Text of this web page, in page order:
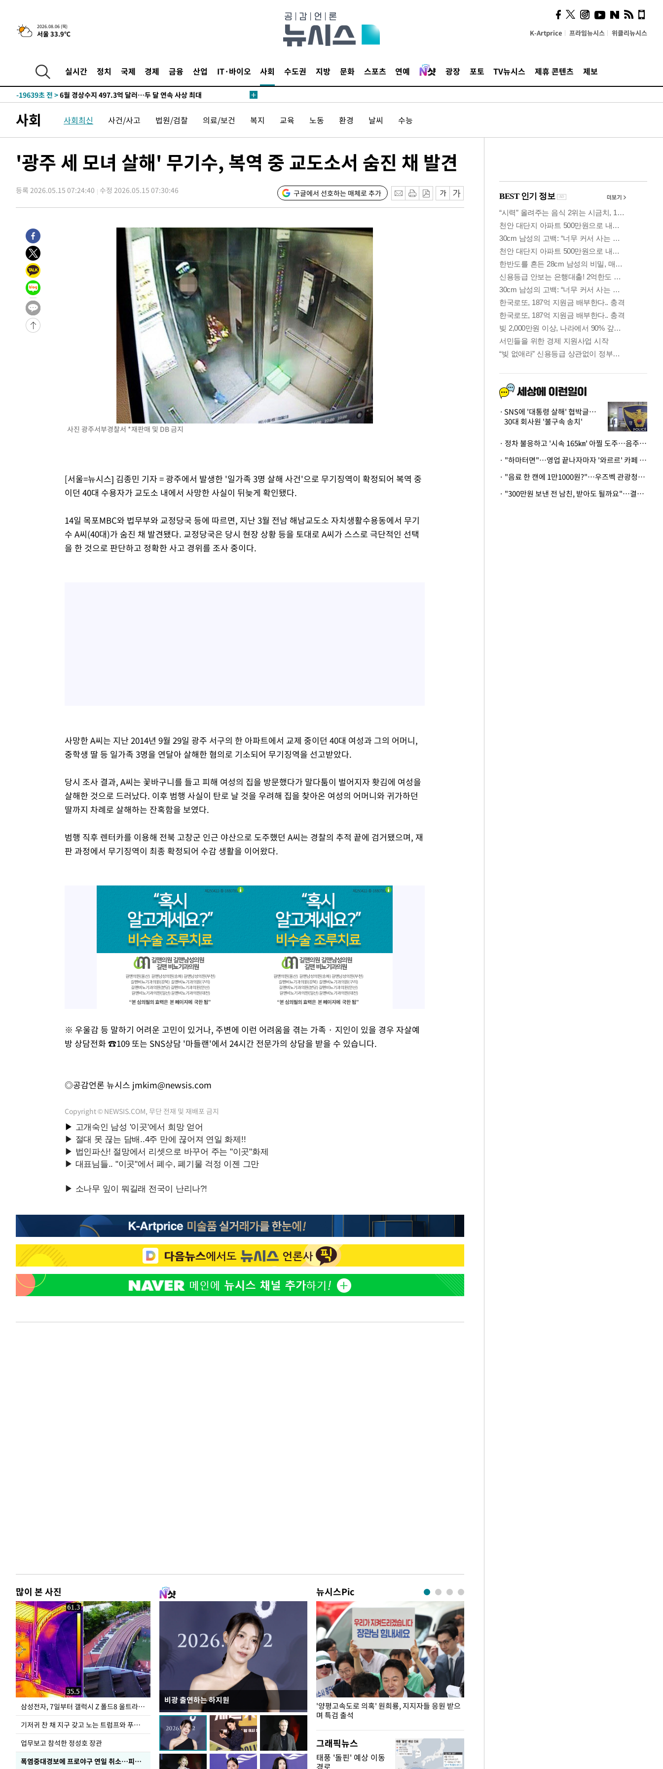
2026.08.06 (목)
서울 33.9℃ K-Artprice 프라임뉴시스 위클리뉴시스
실시간 정치 국제 경제 금융 산업 IT·바이오 사회 수도권 지방 문화 스포츠 연예 광장 포토 TV뉴시스 제휴 콘텐츠 제보
상
-27809초 전 >[속보]코스피 매도사이드카 발동…4%대 급락
-27081초 전 >[속보]전남광주 초대 시민추천 부시장에 백승주·윤난실
-23209초 전 >
[속보]코스닥, 2.15포인트(0.27%) 내린 797.44 출발
-23192초 전 >
-19639초 전 >6월 경상수지 497.3억 달러…두 달 연속 사상 최대
-16952초 전 >
미 워싱턴주 스포캔 시의 통제불능 3개 산불, 방화선 일부 구축
-9125초 전 >[속보] 호르무즈 해협 이란-오만 협상 기대속 뉴욕증시 혼조 마감 다
임 3년 인터뷰
2시간 전 >[속보] "이란-오만, 호르무즈 해협 통행 항로 합의" 이란 외무부 대변인
-28649초 전 >[속보]경찰, '홍명보 선임 논란' 대한축구협회·축구회관 등 압수수
-28036초 전 >[속보]산업장관 "美무역법 제301조 과잉생산 결과 발표 8월 중 예
-27101초 전 >
[속보]전남광주 초대 시민추천 부시장에 백승주·윤난실
-24662초 전 >
서울 열대야 15일째 지속…비공식 '초열대야' 30도 넘어
-23229초 전 >
[속보]코스닥, 2.15포인트(0.27%) 내린 797.44 출발
-23212초 전 >
[속보]코스피, 119.51포인트(1.81%) 내린 6478.75 개장
-19659초 전 >
6월 경상수지 497.3억 달러…두 달 연속 사상 최대
-19610초 전 >
서울 낮 39도 '폭염중대경보'…40도 관측 가능성도
-16972초 전 >
미 워싱턴주 스포캔 시의 통제불능 3개 산불, 방화선 일부 구축
-9145초 전 >
[속보] 호르무즈 해협 이란-오만 협상 기대속 뉴욕증시 혼조 마감 다
[속보] 이란 대통령 "지금 최고지도자와 소통하기가 매우 어려워" 취
[속보] "이란-오만, 호르무즈 해협 통행 항로 합의" 이란 외무부 대변인
사회 사회최신 사건/사고 법원/검찰 의료/보건 복지 교육 노동 환경 날씨 수능
'광주 세 모녀 살해' 무기수, 복역 중 교도소서 숨진 채 발견
등록 2026.05.15 07:24:40 수정 2026.05.15 07:30:46 구글에서 선호하는 매체로 추가
사진 광주서부경찰서 *재판매 및 DB 금지
[서울=뉴시스] 김종민 기자 = 광주에서 발생한 '일가족 3명 살해 사건'으로 무기징역이 확정되어 복역 중
이던 40대 수용자가 교도소 내에서 사망한 사실이 뒤늦게 확인됐다.
14일 목포MBC와 법무부와 교정당국 등에 따르면, 지난 3월 전남 해남교도소 자치생활수용동에서 무기
수 A씨(40대)가 숨진 채 발견됐다. 교정당국은 당시 현장 상황 등을 토대로 A씨가 스스로 극단적인 선택
을 한 것으로 판단하고 정확한 사고 경위를 조사 중이다.
사망한 A씨는 지난 2014년 9월 29일 광주 서구의 한 아파트에서 교제 중이던 40대 여성과 그의 어머니,
중학생 딸 등 일가족 3명을 연달아 살해한 혐의로 기소되어 무기징역을 선고받았다.
당시 조사 결과, A씨는 꽃바구니를 들고 피해 여성의 집을 방문했다가 말다툼이 벌어지자 홧김에 여성을
살해한 것으로 드러났다. 이후 범행 사실이 탄로 날 것을 우려해 집을 찾아온 여성의 어머니와 귀가하던
딸까지 차례로 살해하는 잔혹함을 보였다.
범행 직후 렌터카를 이용해 전북 고창군 인근 야산으로 도주했던 A씨는 경찰의 추적 끝에 검거됐으며, 재
판 과정에서 무기징역이 최종 확정되어 수감 생활을 이어왔다.
※ 우울감 등 말하기 어려운 고민이 있거나, 주변에 이런 어려움을 겪는 가족 · 지인이 있을 경우 자살예
방 상담전화 ☎109 또는 SNS상담 '마들랜'에서 24시간 전문가의 상담을 받을 수 있습니다.
◎공감언론 뉴시스 jmkim@newsis.com
Copyright © NEWSIS.COM, 무단 전재 및 재배포 금지
많이 본 사진
삼성전자, 7일부터 갤럭시 Z 폴드8 울트라·폴드8·플립8 출시
기저귀 찬 채 지구 갖고 노는 트럼프와 푸틴 형상 미로
업무보고 참석한 정성호 장관
폭염중대경보에 프로야구 연일 취소…피칭 연습장 '52도'
비광 출연하는 하지원
뉴시스Pic
이재명 대통령, "수사·기소 분리 관련 대비책 최
선 다해 강구해야"
'양평고속도로 의혹' 원희룡, 지지자들 응원 받으
며 특검 출석
그래픽뉴스
태풍 '돌핀' 예상 이동
경로
계…'고급 가요'의 주체적
영토
SNS에 '대통령 살해' 협박글…
30대 회사원 '불구속 송치'
· 정차 불응하고 '시속 165㎞' 아찔 도주…음주운전자 체포
· "하마터면"…영업 끝나자마자 '와르르' 카페 테라스 덮친 대리석 외벽
· "음료 한 캔에 1만1000원?"…우즈벡 관광청까지 나섰다, 유튜버 폭로 후폭풍
· "300만원 보낸 전 남친, 받아도 될까요"…결혼 앞둔 예비신부의 뜻밖 고충